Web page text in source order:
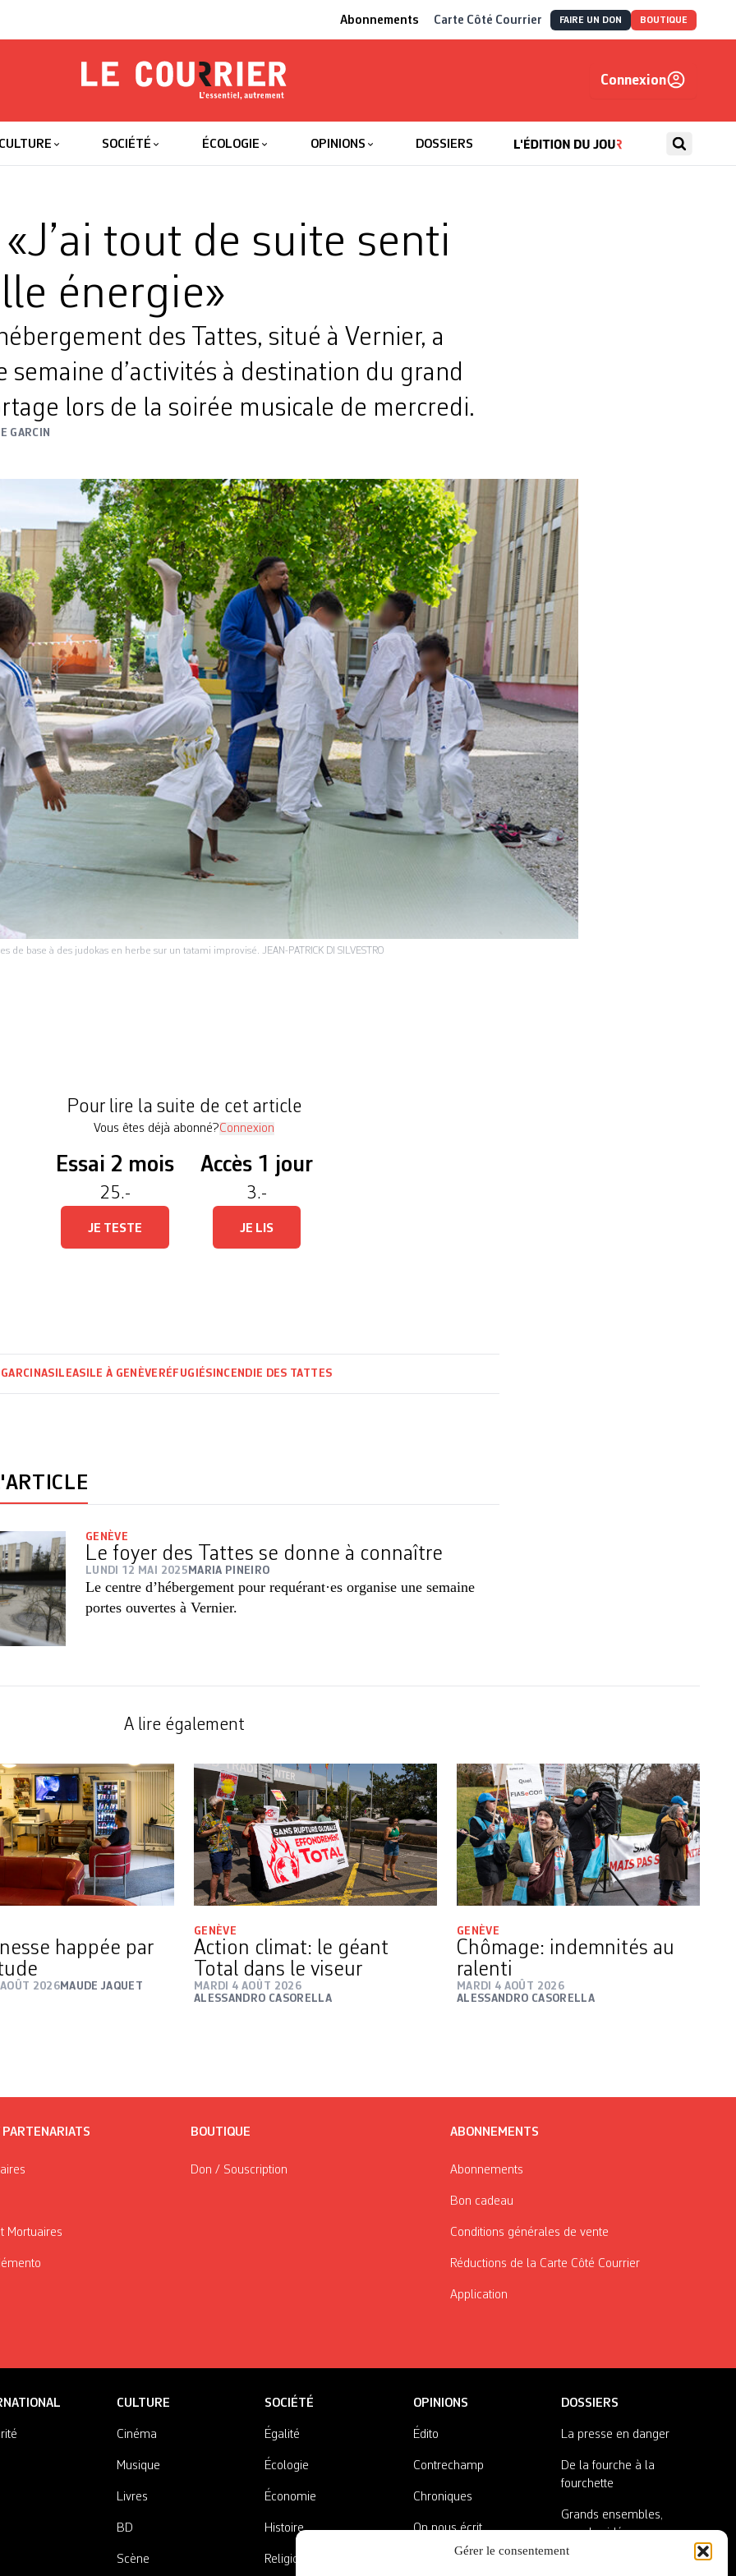
Gérer le consentement
Abonnements Carte Côté Courrier FAIRE UN DON BOUTIQUE
Le Courrier
Connexion
CULTURE SOCIÉTÉ ÉCOLOGIE OPINIONS DOSSIERS
«J’ai tout de suite senti
énergie»
des Tattes, situé à Vernier, a
semaine d’activités à destination du grand
lors de la soirée musicale de mercredi.
GARCIN
de base à des judokas en herbe sur un tatami improvisé. JEAN-PATRICK DI SILVESTRO
Pour lire la suite de cet article
Vous êtes déjà abonné?Connexion
Essai 2 mois
25.-
JE TESTE
Accès 1 jour
3.-
JE LIS
ASILEASILE À GENÈVE RÉFUGIÉS INCENDIE DES TATTES
GENÈVE
Le foyer des Tattes se donne à connaître
LUNDI 12 MAI 2025 MARIA PINEIRO
Le centre d’hébergement pour requérant·es organise une semaine
portes ouvertes à Vernier.
A lire également
happée par
AOÛT 2026 MAUDE JAQUET
GENÈVE
Action climat: le géant
Total dans le viseur
MARDI 4 AOÛT 2026
ALESSANDRO CASORELLA
GENÈVE
Chômage: indemnités au
ralenti
MARDI 4 AOÛT 2026
ALESSANDRO CASORELLA
Mortuaires
BOUTIQUE
Don / Souscription
ABONNEMENTS
Abonnements
Bon cadeau
Conditions générales de vente
Réductions de la Carte Côté Courrier
Application
CULTURE
Cinéma
Musique
Livres
BD
Scène
SOCIÉTÉ
Égalité
Écologie
Économie
Histoire
Religions
OPINIONS
Édito
Contrechamp
Chroniques
On nous écrit
DOSSIERS
La presse en danger
De la fourche à la
fourchette
Grands ensembles,
grandes idées